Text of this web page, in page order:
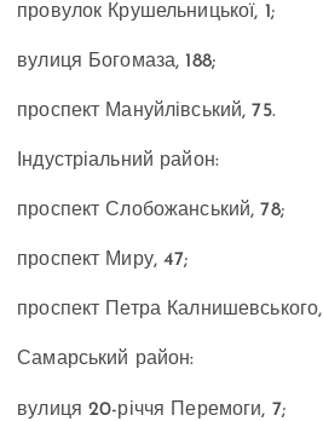
провулок Крушельницької, 1;
вулиця Богомаза, 188;
проспект Мануйлівський, 75.
Індустріальний район:
проспект Слобожанський, 78;
проспект Миру, 47;
проспект Петра Калнишевського
Самарський район:
вулиця 20-річчя Перемоги, 7;